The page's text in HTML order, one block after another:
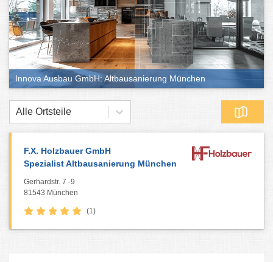
Innova Ausbau GmbH: Altbausanierung München
Alle Ortsteile
F.X. Holzbauer GmbH
Spezialist Altbausanierung München
Gerhardstr. 7 -9
81543 München
(1)